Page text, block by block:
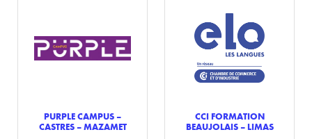
PURPLE CAMPUS –
CASTRES – MAZAMET
CCI FORMATION
BEAUJOLAIS – LIMAS